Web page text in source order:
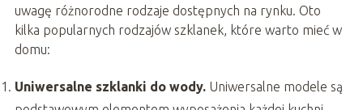
uwagę różnorodne rodzaje dostępnych na rynku. Oto
kilka popularnych rodzajów szklanek, które warto mieć w
domu:
Uniwersalne szklanki do wody.Uniwersalne modele są